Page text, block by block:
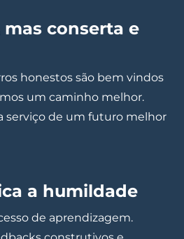
conserta e
honestos são bem vindos
um caminho melhor.
serviço de um futuro melhor
a humildade
de aprendizagem.